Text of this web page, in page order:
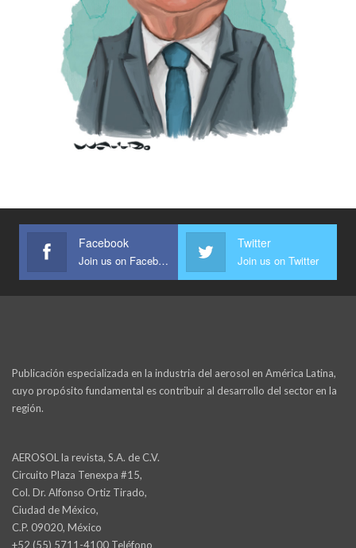
Facebook
Join us on Facebook
Twitter
Join us on Twitter
Publicación especializada en la industria del aerosol en América Latina,
cuyo propósito fundamental es contribuir al desarrollo del sector en la
región.
AEROSOL la revista, S.A. de C.V.
Circuito Plaza Tenexpa #15,
Col. Dr. Alfonso Ortiz Tirado,
Ciudad de México,
C.P. 09020, México
+52 (55) 5711-4100 Teléfono